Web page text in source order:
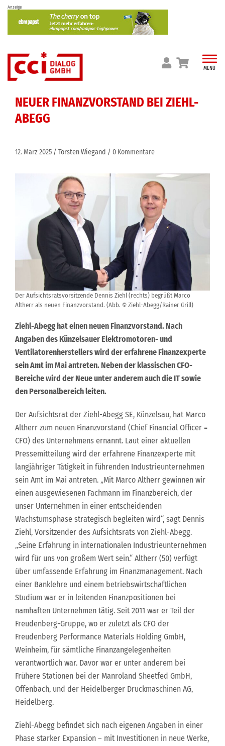
Skip
content
Anzeige
MENÜ
NEUER FINANZVORSTAND BEI ZIEHL-
ABEGG
12. März 2025 Torsten Wiegand 0 Kommentare
Der Aufsichtsratsvorsitzende Dennis Ziehl (rechts) begrüßt Marco
Altherr als neuen Finanzvorstand. (Abb. © Ziehl-Abegg/Rainer Grill)
Ziehl-Abegg hat einen neuen Finanzvorstand. Nach
Angaben des Künzelsauer Elektromotoren- und
Ventilatorenherstellers wird der erfahrene Finanzexperte
sein Amt im Mai antreten. Neben der klassischen CFO-
Bereiche wird der Neue unter anderem auch die IT sowie
den Personalbereich leiten.
Der Aufsichtsrat der Ziehl-Abegg SE, Künzelsau, hat Marco
Altherr zum neuen Finanzvorstand (Chief Financial Officer =
CFO) des Unternehmens ernannt. Laut einer aktuellen
Pressemitteilung wird der erfahrene Finanzexperte mit
langjähriger Tätigkeit in führenden Industrieunternehmen
sein Amt im Mai antreten. „Mit Marco Altherr gewinnen wir
einen ausgewiesenen Fachmann im Finanzbereich, der
unser Unternehmen in einer entscheidenden
Wachstumsphase strategisch begleiten wird“, sagt Dennis
Ziehl, Vorsitzender des Aufsichtsrats von Ziehl-Abegg.
„Seine Erfahrung in internationalen Industrieunternehmen
wird für uns von großem Wert sein.“ Altherr (50) verfügt
über umfassende Erfahrung im Finanzmanagement. Nach
einer Banklehre und einem betriebswirtschaftlichen
Studium war er in leitenden Finanzpositionen bei
namhaften Unternehmen tätig. Seit 2011 war er Teil der
Freudenberg-Gruppe, wo er zuletzt als CFO der
Freudenberg Performance Materials Holding GmbH,
Weinheim, für sämtliche Finanzangelegenheiten
verantwortlich war. Davor war er unter anderem bei
Frühere Stationen bei der Manroland Sheetfed GmbH,
Offenbach, und der Heidelberger Druckmaschinen AG,
Heidelberg.
Ziehl-Abegg befindet sich nach eigenen Angaben in einer
Phase starker Expansion – mit Investitionen in neue Werke,